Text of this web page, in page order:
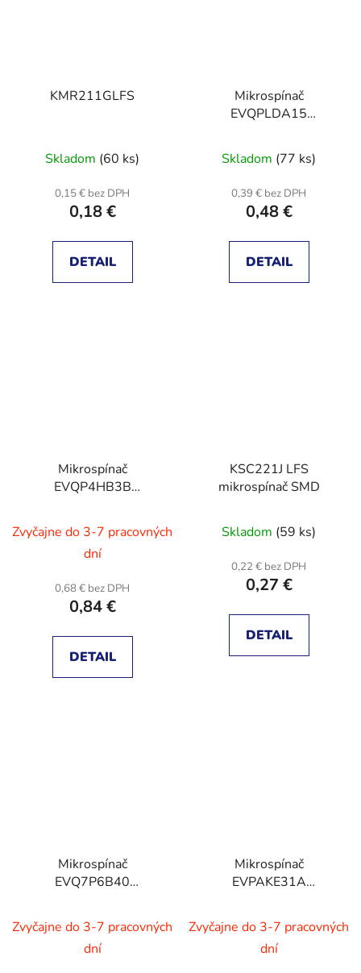
KMR211GLFS
Skladom (60 ks)
0,15 € bez DPH
0,18 €
DETAIL
Mikrospínač
EVQPLDA15
Skladom (77 ks)
0,39 € bez DPH
0,48 €
DETAIL
Mikrospínač
EVQP4HB3B
Zvyčajne do 3-7 pracovných
dní
0,68 € bez DPH
0,84 €
DETAIL
KSC221J LFS
mikrospínač SMD
Skladom (59 ks)
0,22 € bez DPH
0,27 €
DETAIL
Mikrospínač
EVQ7P6B40
Zvyčajne do 3-7 pracovných
dní
Mikrospínač
EVPAKE31A
Zvyčajne do 3-7 pracovných
dní